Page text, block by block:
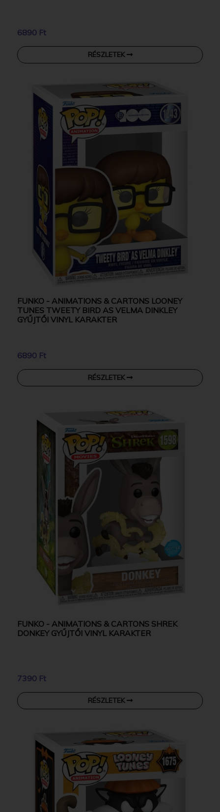
6890 Ft
RÉSZLETEK
FUNKO - ANIMATIONS & CARTONS LOONEY
TUNES TWEETY BIRD AS VELMA DINKLEY
GYŰJTŐI VINYL KARAKTER
6890 Ft
RÉSZLETEK
FUNKO - ANIMATIONS & CARTONS SHREK
DONKEY GYŰJTŐI VINYL KARAKTER
7390 Ft
RÉSZLETEK